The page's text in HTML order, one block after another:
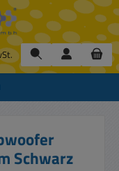
Schwarz